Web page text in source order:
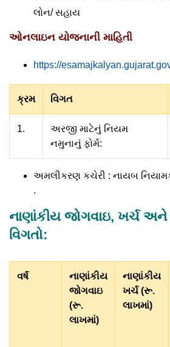
લોન/ સહાય
ઓનલાઇન યોજનાની માહિતી
https://
ક્રમ વિગત
1.
અરજી માટેનું નિયમ
નમુનાનું ફોર્મ:
અમલીકરણ કચેરી : નાયબ
.
નાણાંકીય જોગવાઇ, ખર્ચ અને
વિગતો:
વર્ષ
નાણાંકીય
જોગવાઇ
(રૂ.
લાખમાં)
નાણાંકીય
ખર્ચ (રૂ.
લાખમાં)